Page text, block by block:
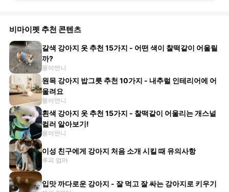
비마이펫 추천 콘텐츠
갈색 강아지 옷 추천 15가지 - 어떤 색이 찰떡같이 어울릴
까?
몽이언니
원목 강아지 밥그릇 추천 10가지 - 내추럴 인테리어에 어
울려요
몽이언니
흰색 강아지 옷 추천 15가지 - 찰떡같이 어울리는 개스널
컬러 알아보기!
몽이언니
이성 친구에게 강아지 처음 소개 시킬 때 유의사항
루피 엄마
입맛 까다로운 강아지 - 잘 먹고 잘 싸는 강아지로 키우기